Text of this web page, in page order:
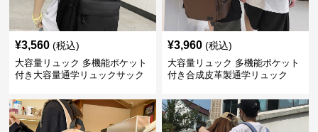
¥3,560 (税込)
大容量リュック 多機能ポケット
付き大容量通学リュックサック
¥3,960 (税込)
大容量リュック 多機能ポケット
付き合成皮革製通学リュック